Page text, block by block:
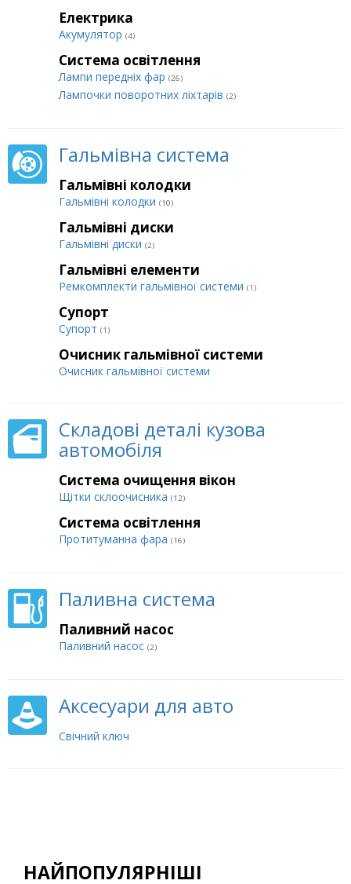
Електрика
Акумулятор (4)
Система освітлення
Лампи передніх фар (26)
Лампочки поворотних ліхтарів (2)
Гальмівна система
Гальмівні колодки
Гальмівні колодки (10)
Гальмівні диски
Гальмівні диски (2)
Гальмівні елементи
Ремкомплекти гальмівної системи (1)
Супорт
Супорт (1)
Очисник гальмівної системи
Очисник гальмівної системи
Складові деталі кузова
автомобіля
Система очищення вікон
Щітки склоочисника (12)
Система освітлення
Протитуманна фара (16)
Паливна система
Паливний насос
Паливний насос (2)
Аксесуари для авто
Свічний ключ
НАЙПОПУЛЯРНІШІ